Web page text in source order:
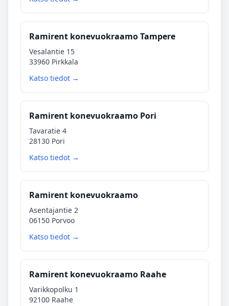
Ramirent konevuokraamo Tampere
Vesalantie 15
33960 Pirkkala
Katso tiedot →
Ramirent konevuokraamo Pori
Tavaratie 4
28130 Pori
Katso tiedot →
Ramirent konevuokraamo
Asentajantie 2
06150 Porvoo
Katso tiedot →
Ramirent konevuokraamo Raahe
Varikkopolku 1
92100 Raahe